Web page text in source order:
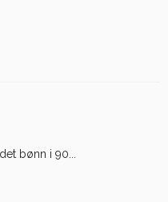
bønn i 90...